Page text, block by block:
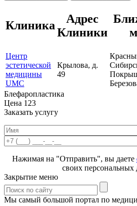
Клиника
Адрес
Клиники
Центр
эстетической
медицины
UMC
Крылова, д.
49
Блефаропластика
Цена 123
Заказать услугу
Нажимая на "Отправить", вы даете
своих персональных
Закрытие меню
Мы самый большой портал по